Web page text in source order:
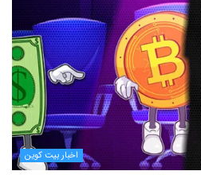
اخبار بیت کوین